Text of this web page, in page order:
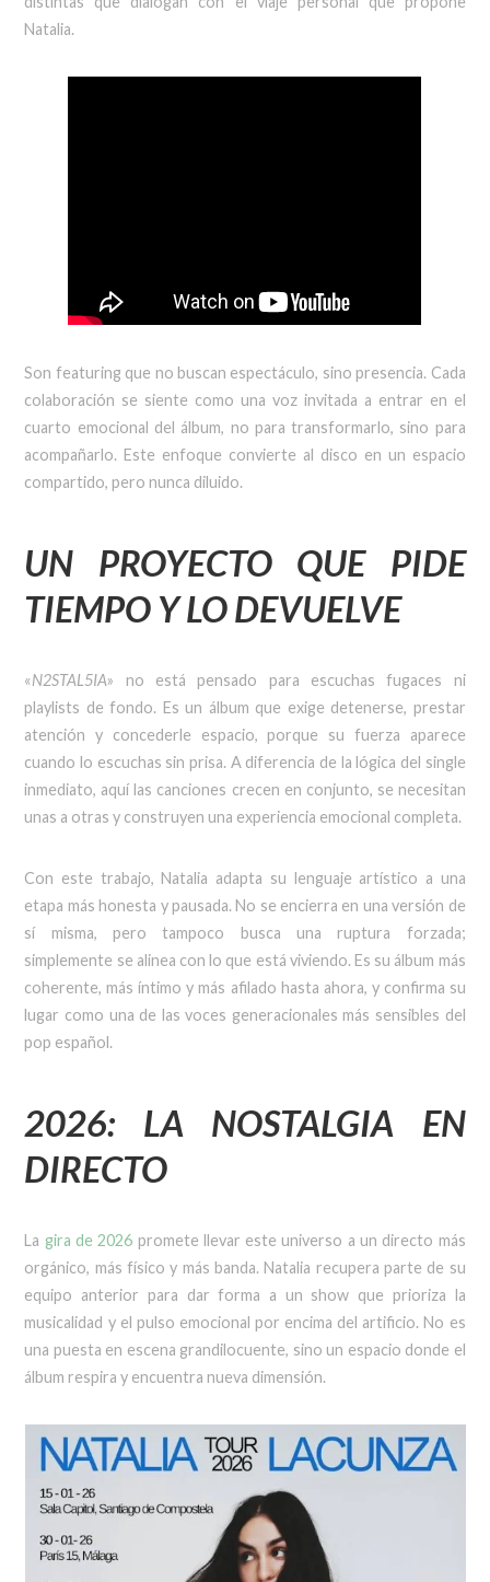
Natalia.
Son featuring que no buscan espectáculo, sino presencia. Cada
colaboración se siente como una voz invitada a entrar en el
cuarto emocional del álbum, no para transformarlo, sino para
acompañarlo. Este enfoque convierte al disco en un espacio
compartido, pero nunca diluido.
UN PROYECTO QUE PIDE
TIEMPO Y LO DEVUELVE
«N2STAL5IA» no está pensado para escuchas fugaces ni
playlists de fondo. Es un álbum que exige detenerse, prestar
atención y concederle espacio, porque su fuerza aparece
cuando lo escuchas sin prisa. A diferencia de la lógica del single
inmediato, aquí las canciones crecen en conjunto, se necesitan
unas a otras y construyen una experiencia emocional completa.
Con este trabajo, Natalia adapta su lenguaje artístico a una
etapa más honesta y pausada. No se encierra en una versión de
sí misma, pero tampoco busca una ruptura forzada;
simplemente se alinea con lo que está viviendo. Es su álbum más
coherente, más íntimo y más afilado hasta ahora, y confirma su
lugar como una de las voces generacionales más sensibles del
pop español.
2026: LA NOSTALGIA EN
DIRECTO
La gira de 2026 promete llevar este universo a un directo más
orgánico, más físico y más banda. Natalia recupera parte de su
equipo anterior para dar forma a un show que prioriza la
musicalidad y el pulso emocional por encima del artificio. No es
una puesta en escena grandilocuente, sino un espacio donde el
álbum respira y encuentra nueva dimensión.